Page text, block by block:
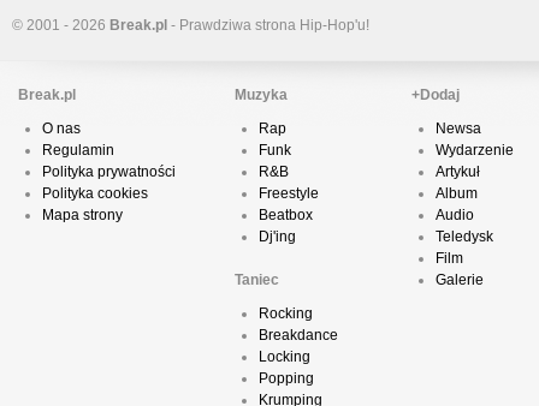
© 2001 - 2026 Break.pl - Prawdziwa strona Hip-Hop'u!
Break.pl
O nas
Regulamin
Polityka prywatności
Polityka cookies
Mapa strony
Muzyka
Rap
Funk
R&B
Freestyle
Beatbox
Dj'ing
Taniec
Rocking
Breakdance
Locking
Popping
Krumping
+Dodaj
Newsa
Wydarzenie
Artykuł
Album
Audio
Teledysk
Film
Galerie